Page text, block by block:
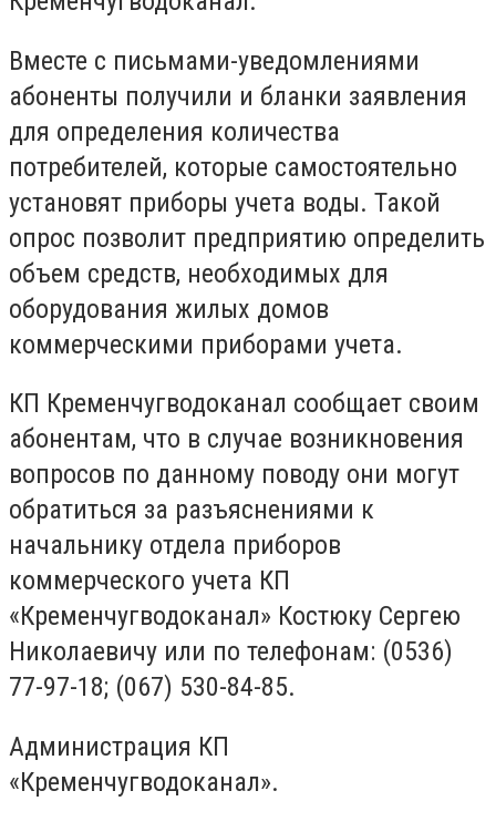
Вместе с письмами-уведомлениями
абоненты получили и бланки заявления
для определения количества
потребителей, которые самостоятельно
установят приборы учета воды. Такой
опрос позволит предприятию определить
объем средств, необходимых для
оборудования жилых домов
коммерческими приборами учета.
КП Кременчугводоканал сообщает своим
абонентам, что в случае возникновения
вопросов по данному поводу они могут
обратиться за разъяснениями к
начальнику отдела приборов
коммерческого учета КП
«Кременчугводоканал» Костюку Сергею
Николаевичу или по телефонам: (0536)
77-97-18; (067) 530-84-85.
Администрация КП
«Кременчугводоканал».